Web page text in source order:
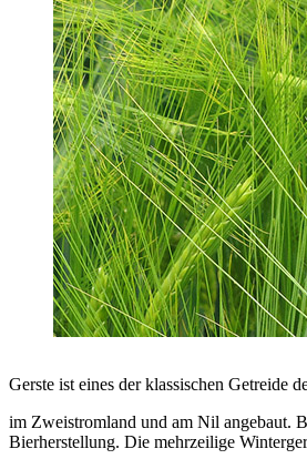
Gerste ist eines der klassischen Getreide
im Zweistromland und am Nil angebaut.
Bierherstellung. Die mehrzeilige